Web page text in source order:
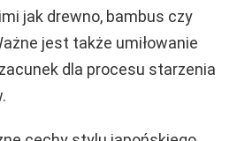
jak drewno, bambus czy
jest także umiłowanie
dla procesu starzenia